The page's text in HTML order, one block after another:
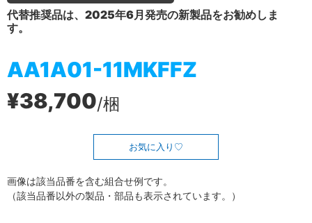
代替推奨品は、2025年6月発売の新製品をお勧めしま
す。
AA1A01-11MKFFZ
¥38,700/梱
お気に入り
画像は該当品番を含む組合せ例です。
（該当品番以外の製品・部品も表示されています。）